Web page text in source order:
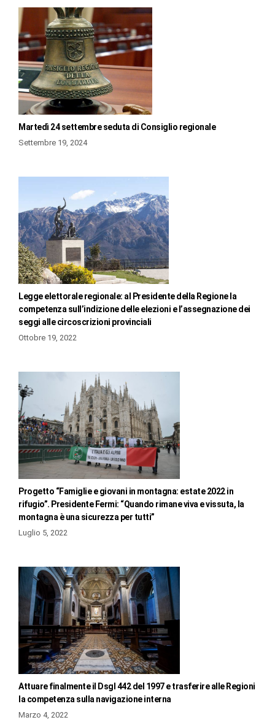
Martedì 24 settembre seduta di Consiglio regionale
Settembre 19, 2024
Legge elettorale regionale: al Presidente della Regione la
competenza sull’indizione delle elezioni e l’assegnazione dei
seggi alle circoscrizioni provinciali
Ottobre 19, 2022
Progetto “Famiglie e giovani in montagna: estate 2022 in
rifugio”. Presidente Fermi: “Quando rimane viva e vissuta, la
montagna è una sicurezza per tutti”
Luglio 5, 2022
Attuare finalmente il Dsgl 442 del 1997 e trasferire alle Regioni
la competenza sulla navigazione interna
Marzo 4, 2022